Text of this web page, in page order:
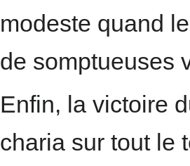
modeste quand
de somptueuses
Enfin, la victoire
charia sur tout le